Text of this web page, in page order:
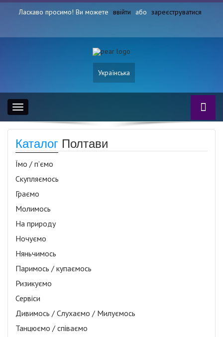
Ласкаво просимо! Ви можете ввійти або зареєструватися
Українська
Toggle
navigation
Каталог Полтави
Їмо / п’ємо
Скупляємось
Граємо
Молимось
На природу
Ночуємо
Няньчимось
Паримось / купаємось
Ризикуємо
Сервіси
Дивимось / Слухаємо / Милуємось
Танцюємо / співаємо